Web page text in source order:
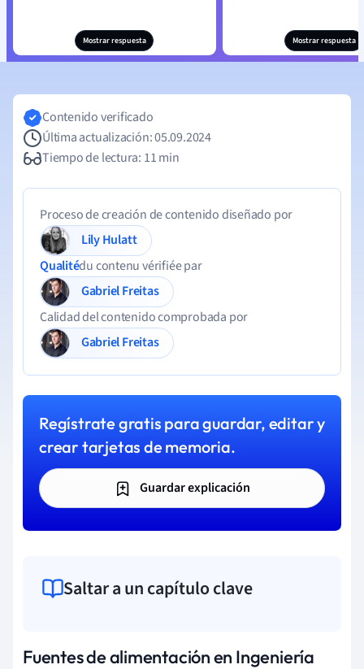
Mostrar respuesta Mostrar respuesta
Contenido verificado
Última actualización: 05.09.2024
Tiempo de lectura: 11 min
Proceso de creación de contenido diseñado por
Lily Hulatt
Qualitédu contenu vérifiée par
Gabriel Freitas
Calidad del contenido comprobada por
Gabriel Freitas
Regístrate gratis para guardar, editar y
crear tarjetas de memoria.
Guardar explicación
Saltar a un capítulo clave
Fuentes de alimentación en Ingeniería